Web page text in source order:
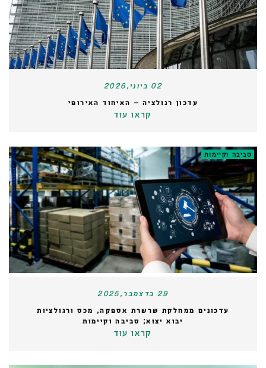
02 ביוני,2026
עדכון רגולציה – האיחוד האירופי
קראו עוד
סביבה וקיימות
29 בדצמבר,2025
עדכונים ממחלקת שרשרת אספקה, מכס ורגולציות
יבוא יצוא; סביבה וקיימות
קראו עוד